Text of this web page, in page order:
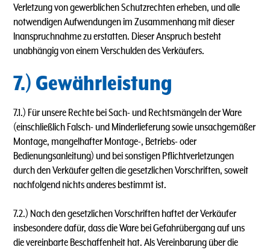
Verletzung von gewerblichen Schutzrechten erheben, und alle
notwendigen Aufwendungen im Zusammenhang mit dieser
lnanspruchnahme zu erstatten. Dieser Anspruch besteht
unabhängig von einem Verschulden des Verkäufers.
7.) Gewährleistung
7.1.) Für unsere Rechte bei Sach- und Rechtsmängeln der Ware
(einschließlich Falsch- und Minderlieferung sowie unsachgemäßer
Montage, mangelhafter Montage-, Betriebs- oder
Bedienungsanleitung) und bei sonstigen Pflichtverletzungen
durch den Verkäufer gelten die gesetzlichen Vorschriften, soweit
nachfolgend nichts anderes bestimmt ist.
7.2.) Nach den gesetzlichen Vorschriften haftet der Verkäufer
insbesondere dafür, dass die Ware bei Gefahrübergang auf uns
die vereinbarte Beschaffenheit hat. Als Vereinbarung über die